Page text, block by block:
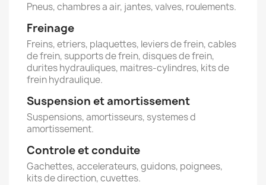
Pneus, chambres a air, jantes, valves, roulements.
Freinage
Freins, etriers, plaquettes, leviers de frein, cables
de frein, supports de frein, disques de frein,
durites hydrauliques, maitres-cylindres, kits de
frein hydraulique.
Suspension et amortissement
Suspensions, amortisseurs, systemes d
amortissement.
Controle et conduite
Gachettes, accelerateurs, guidons, poignees,
kits de direction, cuvettes.